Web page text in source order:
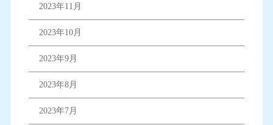
2023年11月
2023年10月
2023年9月
2023年8月
2023年7月